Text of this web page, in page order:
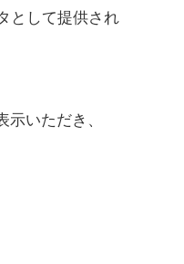
として提供され
いただき、